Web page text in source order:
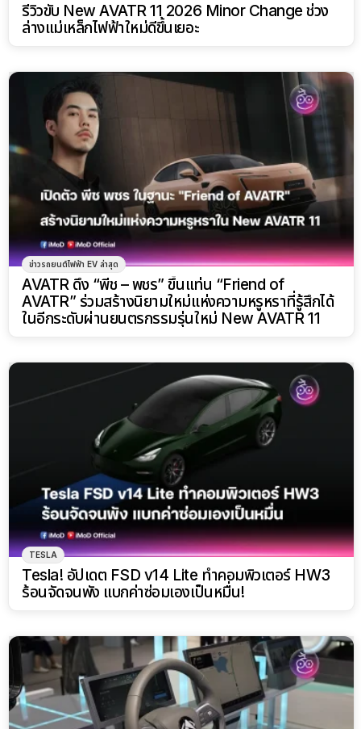
รีวิวขับ New AVATR 11 2026 Minor Change ช่วง
ล่างแม่เหล็กไฟฟ้าใหม่ดีขึ้นเยอะ
ข่าวรถยนต์ไฟฟ้า EV ล่าสุด
AVATR ดึง “พีช – พชร” ขึ้นแท่น “Friend of
AVATR” ร่วมสร้างนิยามใหม่แห่งความหรูหราที่รู้สึกได้
ในอีกระดับผ่านยนตรกรรมรุ่นใหม่ New AVATR 11
TESLA
Tesla! อัปเดต FSD v14 Lite ทำคอมพิวเตอร์ HW3
ร้อนจัดจนพัง แบกค่าซ่อมเองเป็นหมื่น!